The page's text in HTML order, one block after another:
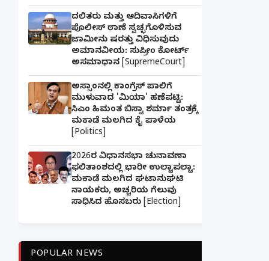
ದಲಿತರು ಮತ್ತು ಆದಿವಾಸಿಗಳಿಗೆ
ಪೊಲೀಸ್ ಠಾಣೆ ಸ್ವಚ್ಛಗೊಳಿಸುವ
ಜಾಮೀನು ಷರತ್ತು ವಿಧಿಸುವುದು
ಅಮಾನವೀಯ: ಸುಪ್ರೀಂ ಕೋರ್ಟ್
ಅಸಮಾಧಾನ [SupremeCourt]
ಅಸ್ಸಾಂನಲ್ಲಿ ಕಾಂಗ್ರೆಸ್ ಪಾಲಿಗೆ
ಮುಳುವಾದ 'ಮಿಯಾ' ಹಣೆಪಟ್ಟಿ:
ಸಿಎಂ ಹಿಮಂತ ಬಿಸ್ವಾ ಶರ್ಮಾ ತಂತ್ರಕ್ಕೆ
ಮಕಾಡೆ ಮಲಗಿದ ಕೈ ಪಾಳೆಯ
[Politics]
2026ರ ವಿಧಾನಸಭಾ ಚುನಾವಣಾ
ಫಲಿತಾಂಶದಲ್ಲಿ ಭಾರೀ ಉಲ್ಟಾಪಲ್ಟಾ:
ಮಕಾಡೆ ಮಲಗಿದ ಘಟಾನುಘಟಿ
ನಾಯಕರು, ಅಚ್ಚರಿಯ ಗೆಲುವು
ಸಾಧಿಸಿದ ಹೊಸಬರು [Election]
POPULAR NEWS